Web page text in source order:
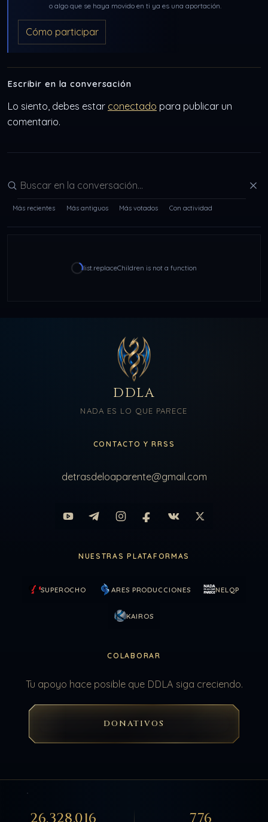
o algo que se haya movido en ti ya es una aportación.
Cómo participar
Escribir en la conversación
Lo siento, debes estar conectado para publicar un
comentario.
Buscar en la conversación
Más recientes Más antiguos Más votados Con actividad
list.replaceChildren is not a function
DDLA
NADA ES LO QUE PARECE
CONTACTO Y RRSS
detrasdeloaparente@gmail.com
NUESTRAS PLATAFORMAS
SUPEROCHO ARES PRODUCCIONES NELQP
KAIROS
COLABORAR
Tu apoyo hace posible que DDLA siga creciendo.
DONATIVOS